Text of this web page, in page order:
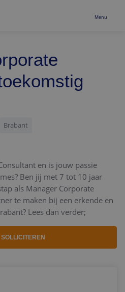
Menu
Brabant
en is jouw passie
Ben jij met 7 tot 10 jaar
als Manager Corporate
te maken bij een erkende en
Lees dan verder;